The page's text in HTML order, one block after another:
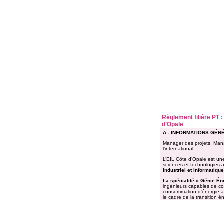
Règlement filière PT :
d’Opale
A - INFORMATIONS
Manager des projets,
l'international...
L’EIL Côte d’Opale est
sciences et technologies
Industriel et
La spécialité « Génie
ingénieurs capables de
consommation d'énergie
le cadre de la transition